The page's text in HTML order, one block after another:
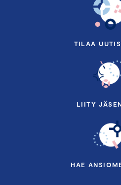
TILAA
LIITY
HAE